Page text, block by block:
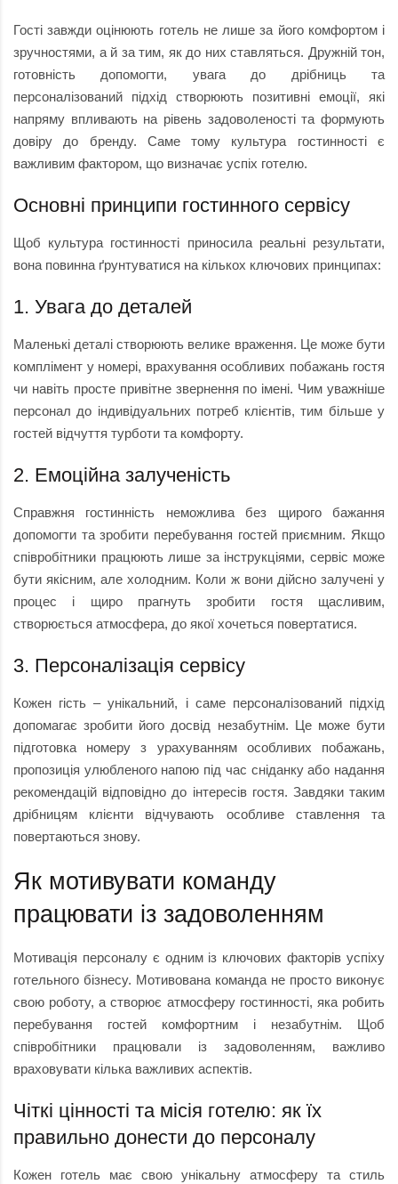
Гості завжди оцінюють готель не лише за його комфортом і
зручностями, а й за тим, як до них ставляться. Дружній тон,
готовність допомогти, увага до дрібниць та
персоналізований підхід створюють позитивні емоції, які
напряму впливають на рівень задоволеності та формують
довіру до бренду. Саме тому культура гостинності є
важливим фактором, що визначає успіх готелю.
Основні принципи гостинного сервісу
Щоб культура гостинності приносила реальні результати,
вона повинна ґрунтуватися на кількох ключових принципах:
1. Увага до деталей
Маленькі деталі створюють велике враження. Це може бути
комплімент у номері, врахування особливих побажань гостя
чи навіть просте привітне звернення по імені. Чим уважніше
персонал до індивідуальних потреб клієнтів, тим більше у
гостей відчуття турботи та комфорту.
2. Емоційна залученість
Справжня гостинність неможлива без щирого бажання
допомогти та зробити перебування гостей приємним. Якщо
співробітники працюють лише за інструкціями, сервіс може
бути якісним, але холодним. Коли ж вони дійсно залучені у
процес і щиро прагнуть зробити гостя щасливим,
створюється атмосфера, до якої хочеться повертатися.
3. Персоналізація сервісу
Кожен гість – унікальний, і саме персоналізований підхід
допомагає зробити його досвід незабутнім. Це може бути
підготовка номеру з урахуванням особливих побажань,
пропозиція улюбленого напою під час сніданку або надання
рекомендацій відповідно до інтересів гостя. Завдяки таким
дрібницям клієнти відчувають особливе ставлення та
повертаються знову.
Як мотивувати команду
працювати із задоволенням
Мотивація персоналу є одним із ключових факторів успіху
готельного бізнесу. Мотивована команда не просто виконує
свою роботу, а створює атмосферу гостинності, яка робить
перебування гостей комфортним і незабутнім. Щоб
співробітники працювали із задоволенням, важливо
враховувати кілька важливих аспектів.
Чіткі цінності та місія готелю: як їх
правильно донести до персоналу
Кожен готель має свою унікальну атмосферу та стиль